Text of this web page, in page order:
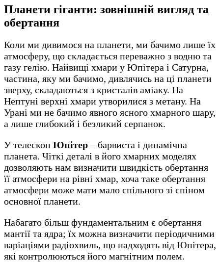
Планети гіганти: зовнішній вигляд та
обертання
Коли ми дивимося на планети, ми бачимо лише їх
атмосферу, що складається переважно з водню та
газу гелію. Найвищі хмари у Юпітера і Сатурна,
частина, яку ми бачимо, дивлячись на ці планети
зверху, складаються з кристалів аміаку. На
Нептуні верхні хмари утворилися з метану. На
Урані ми не бачимо явного ясного хмарного шару,
а лише глибокий і безликий серпанок.
У телескоп Юпітер– барвиста і динамічна
планета. Чіткі деталі в його хмарних моделях
дозволяють нам визначити швидкість обертання
її атмосфери на рівні хмар, хоча таке обертання
атмосфери може мати мало спільного зі спіном
основної планети.
Набагато більш фундаментальним є обертання
мантії та ядра; їх можна визначити періодичними
варіаціями радіохвиль, що надходять від Юпітера,
які контролюються його магнітним полем.